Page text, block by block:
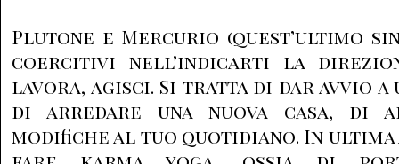
Plutone e Mercurio (quest’ultimo
coercitivi nell’indicarti la
lavora, agisci. Si tratta di dar avvio a
di arredare una nuova casa, di
modifiche al tuo quotidiano. In